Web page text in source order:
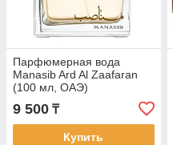
Парфюмерная вода
Manasib Ard Al Zaafaran
(100 мл, ОАЭ)
9 500 ₸
Купить